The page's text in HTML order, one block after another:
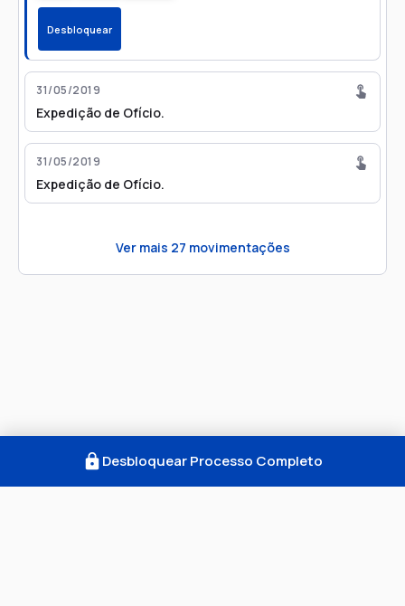
Desbloquear
31/05/2019
Expedição de Ofício.
31/05/2019
Expedição de Ofício.
Ver mais 27 movimentações
Desbloquear Processo Completo